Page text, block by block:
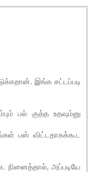
இங்க சட்டப்படி
பல் குத்த உதவும்னு
பஸ் விட்டதாகக்கூட
நினைத்தால், அப்படியே